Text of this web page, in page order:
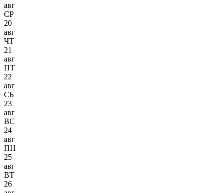
авг
СР
20
авг
ЧТ
21
авг
ПТ
22
авг
СБ
23
авг
ВС
24
авг
ПН
25
авг
ВТ
26